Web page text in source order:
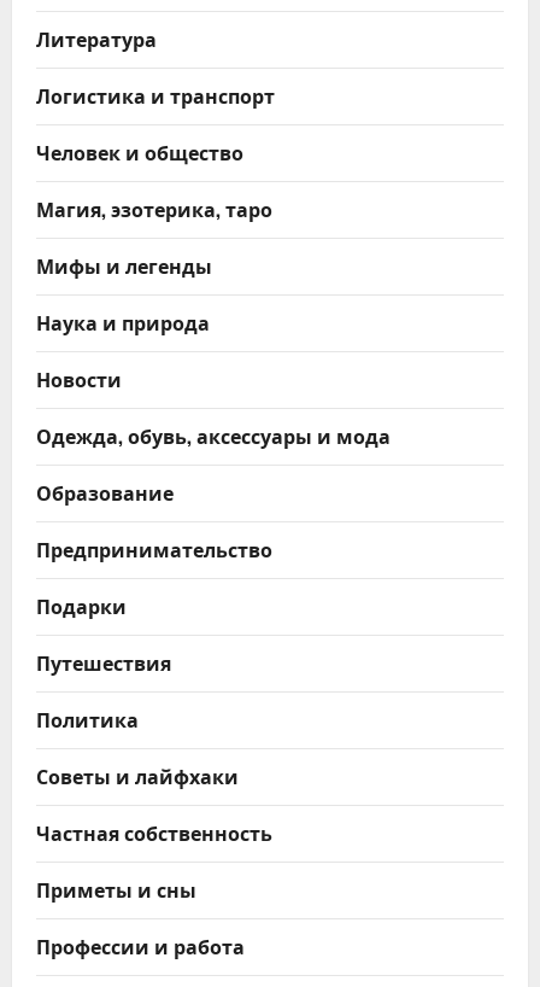
Литература
Логистика и транспорт
Человек и общество
Магия, эзотерика, таро
Мифы и легенды
Наука и природа
Новости
Одежда, обувь, аксессуары и мода
Образование
Предпринимательство
Подарки
Путешествия
Политика
Советы и лайфхаки
Частная собственность
Приметы и сны
Профессии и работа